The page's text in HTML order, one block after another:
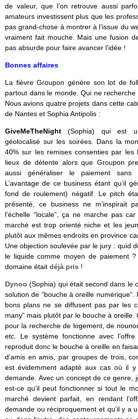
de valeur, que l’on retrouve aussi
amateurs investissent plus que les
pas grand-chose à montrer à l’issue du
vraiment fait mouche. Mais une fusion
pas absurde pour faire avancer l’idée !
Bonnes affaires
La fièvre Groupon génère son lot de
partout dans le monde. Qui ne recherche
Nous avions quatre projets dans cette
de Nantes et Sophia Antipolis :
GiveMeTheNight(Sophia) qui est
géolocalisé sur les soirées. Dans la
40% sur les remises consenties par
lieux de détente alors que Groupon
aussi généraliser le paiement sans
L’avantage de ce business étant qu’il
fond de roulement) négatif. Le pitch
présenté, ce business ne m’inspirait
l’échelle “locale”, ça ne marche pas
marché est trop orienté niche et les
plutôt aux mêmes endroits en province
Une objection soulevée par le jury : quid
le liquide comme moyen de paiement
domaine était déjà pris !
Dynoo (Sophia) qui était second dans le
solution de “bouche à oreille
bons plans ne se diffusent pas par les
many” mais plutôt par le bouche à oreille.
pour la recherche de logement, de
etc. Le système fonctionne avec
reproduit donc le bouche à oreille en
d’amis en amis, par groupes de trois,
est évidemment adapté aux cas où il
demande. Avec un concept de ce genre,
est-ce qu’il peut fonctionner si tout le
marché devient parfait, en rendant
demande ou réciproquement et qu’il y a